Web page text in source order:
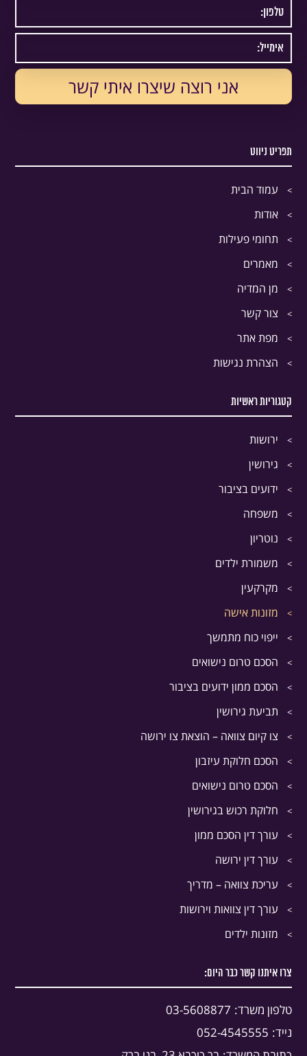
תפריט ניווט
עמוד הבית
אודות
תחומי פעילות
מאמרים
מן המדיה
צור קשר
מפת אתר
הצהרת נגישות
קטגוריות ראשיות
ירושות
גירושין
ידועים בציבור
משפחה
נוטריון
משמורת ילדים
מקרקעין
מזונות אישה
ייפוי כוח מתמשך
הסכם טרום נישואים
הסכם ממון ידועים בציבור
תביעת גירושין
צו קיום צוואה – הוצאת צו ירושה
הסכם חלוקת עיזבון
הסכם טרום נישואים
חלוקת רכוש בגירושין
עורך דין הסכם ממון
עורך דין ירושה
עריכת צוואה – מדריך
עורך דין צוואות וירושות
מזונות ילדים
צרו איתנו קשר כבר היום:
טלפון משרד: 03-5608877
נייד: 052-4545555